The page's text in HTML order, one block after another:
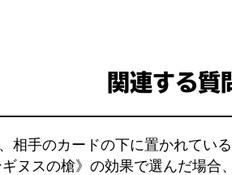
関連する質
相手のカードの下に置かれてい
ヌスの槍》の効果で選んだ場合